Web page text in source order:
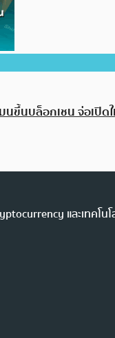
นขึ้นบล็อกเชน จ่อเปิด
และเทคโ